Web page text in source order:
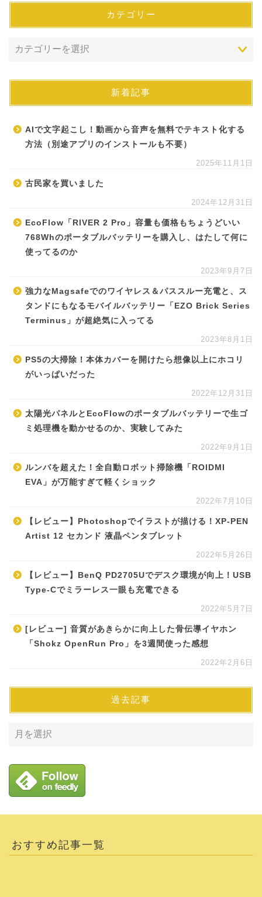
カテゴリー
新着記事
AIで文字起こし！動画から音声を無料でテキスト化する
方法（別途アプリのインストールも不要）
2025年11月1日
古民家を買いました
2024年12月31日
EcoFlow「RIVER 2 Pro」容量も価格もちょうどいい
768Whのポータブルバッテリーを購入し、はたして何に
使ってるのか
2023年9月7日
強力なMagsafeでのワイヤレス＆パススルー充電と、ス
タンドにもなるモバイルバッテリー「EZO Brick Series
Terminus」が超絶気に入ってる
2023年8月1日
PS5の大掃除！本体カバーを開けたら想像以上にホコリ
がいっぱいだった
2022年12月31日
太陽光パネルとEcoFlowのポータブルバッテリーで生ゴ
ミ処理機を動かせるのか、実験してみた
2022年9月1日
ルンバを超えた！全自動ロボット掃除機「ROIDMI
EVA」が万能すぎて軽くショック
2022年7月10日
【レビュー】Photoshopでイラストが描ける！XP-PEN
Artist 12 セカンド 液晶ペンタブレット
2022年5月26日
【レビュー】BenQ PD2705Uでデスク環境が向上！USB
Type-Cでミラーレス一眼も充電できる
2022年5月7日
[レビュー] 音質があきらかに向上した骨伝導イヤホン
「Shokz OpenRun Pro」を3週間使った感想
2022年2月6日
過去記事
おすすめ記事一覧